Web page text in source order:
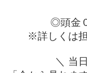
◎頭金
※詳しくは担
＼ 当